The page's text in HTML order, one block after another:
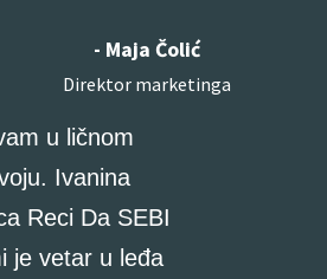
- Maja Čolić
Direktor marketinga
u ličnom
Ivanina
Reci Da SEBI
je vetar u leđa